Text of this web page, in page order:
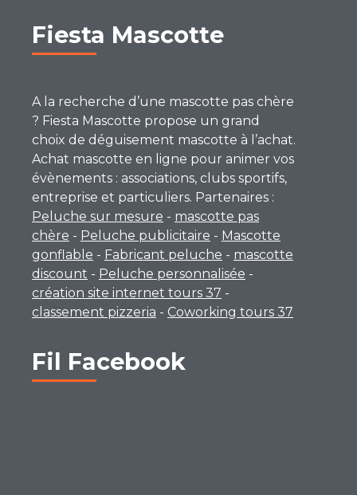
Fiesta Mascotte
A la recherche d’une mascotte pas chère
? Fiesta Mascotte propose un grand
choix de déguisement mascotte à l’achat.
Achat mascotte en ligne pour animer vos
évènements : associations, clubs sportifs,
entreprise et particuliers. Partenaires :
Peluche sur mesure - mascotte pas
chère - Peluche publicitaire - Mascotte
gonflable - Fabricant peluche - mascotte
discount - Peluche personnalisée -
création site internet tours 37 -
classement pizzeria - Coworking tours 37
Fil Facebook